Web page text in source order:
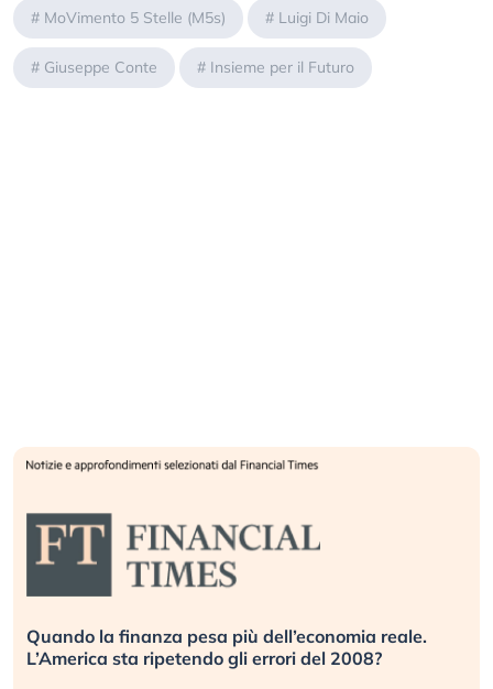
# MoVimento 5 Stelle (M5s) # Luigi Di Maio
# Giuseppe Conte # Insieme per il Futuro
Quando la finanza pesa più dell’economia reale.
L’America sta ripetendo gli errori del 2008?